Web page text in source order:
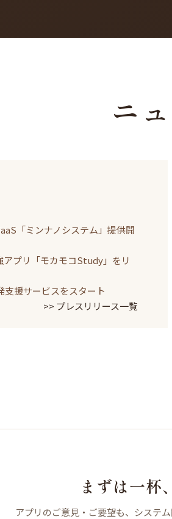
ニ
「ミンナノシステム」提供開
アプリ「モカモコStudy」をリ
支援サービスをスタート
>> プレスリリース一覧
まずは一杯
アプリのご意見・ご要望も、システ